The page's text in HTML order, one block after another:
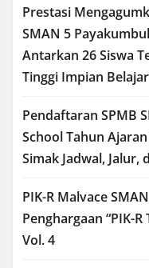
Prestasi
SMAN 5
Antarkan 26 Siswa
Tinggi Impian
Pendaftaran SPMB
School Tahun
Simak Jadwal, Jalur,
PIK-R Malvace
Penghargaan “PIK-
Vol. 4